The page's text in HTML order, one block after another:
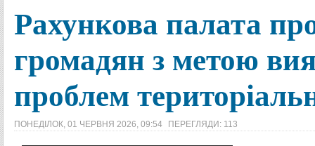
Рахункова палата
громадян з метою
проблем
ПОНЕДІЛОК, 01 ЧЕРВНЯ 2026, 09:54 ПЕРЕГЛЯДИ: 113